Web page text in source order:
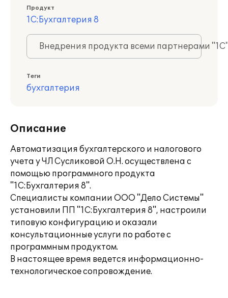
Продукт
1С:Бухгалтерия 8
Внедрения продукта всеми партнерами
Теги
бухгалтерия
Описание
Автоматизация бухгалтерского и налогового
учета у ЧЛ Сусликовой О.Н. осуществлена с
помощью программного продукта
"1С:Бухгалтерия 8".
Специалисты компании ООО "Дело Системы"
установили ПП "1С:Бухгалтерия 8", настроили
типовую конфигурацию и оказали
консультационные услуги по работе с
программным продуктом.
В настоящее время ведется информационно-
технологическое сопровождение.